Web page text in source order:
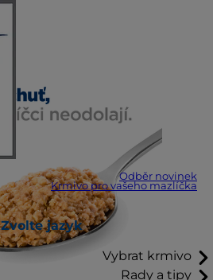
Odběr novinek
Krmivo pro vašeho mazlíčka
Zvolte jazyk
Vybrat krmivo
Rady a tipy